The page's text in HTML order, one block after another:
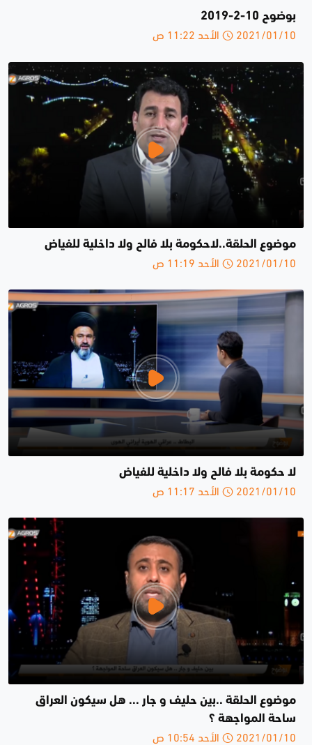
بوضوح 10-2-2019
2021/01/10 الأحد 11:22 ص
موضوع الحلقة..لاحكومة بلا فالح ولا داخلية للفياض
2021/01/10 الأحد 11:19 ص
لا حكومة بلا فالح ولا داخلية للفياض
2021/01/10 الأحد 11:17 ص
موضوع الحلقة ..بين حليف و جار ... هل سيكون العراق
ساحة المواجهة ؟
2021/01/10 الأحد 10:54 ص